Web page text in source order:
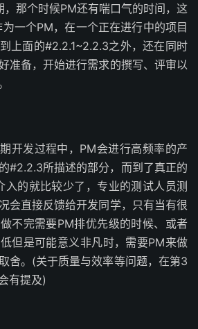
那个时候PM还有喘口气的时间，这
一个PM，在一个正在进行中的项目
上面的#2.2.1~2.2.3之外，还在同时
准备，开始进行需求的撰写、评审以
开发过程中，PM会进行高频率的产
#2.2.3所描述的部分，而到了真正的
入的就比较少了，专业的测试人员测
会直接反馈给开发同学，只有当有很
不完需要PM排优先级的时候、或者
但是可能意义非凡时，需要PM来做
舍。(关于质量与效率等问题，在第3
有提及)